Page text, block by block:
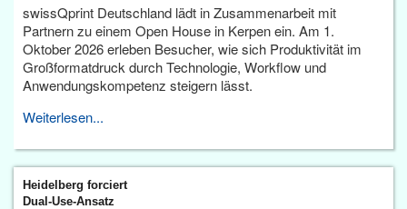
swissQprint Deutschland lädt in Zusammenarbeit mit
Partnern zu einem Open House in Kerpen ein. Am 1.
Oktober 2026 erleben Besucher, wie sich Produktivität im
Großformatdruck durch Technologie, Workflow und
Anwendungskompetenz steigern lässt.
Weiterlesen...
Heidelberg forciert
Dual-Use-Ansatz